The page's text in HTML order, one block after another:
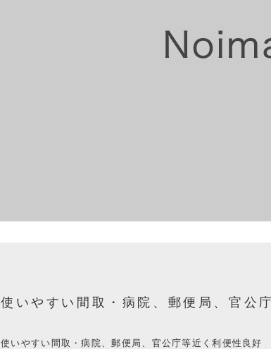
使いやすい間取・病院、郵便局、官公
使いやすい間取・病院、郵便局、官公庁等近く利便性良好